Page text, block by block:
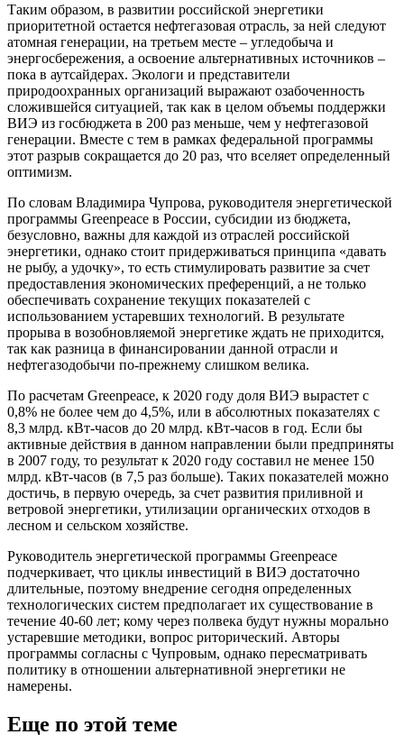
Таким образом, в развитии российской энергетики
приоритетной остается нефтегазовая отрасль, за ней следуют
атомная генерации, на третьем месте – угледобыча и
энергосбережения, а освоение альтернативных источников –
пока в аутсайдерах. Экологи и представители
природоохранных организаций выражают озабоченность
сложившейся ситуацией, так как в целом объемы поддержки
ВИЭ из госбюджета в 200 раз меньше, чем у нефтегазовой
генерации. Вместе с тем в рамках федеральной программы
этот разрыв сокращается до 20 раз, что вселяет определенный
оптимизм.
По словам Владимира Чупрова, руководителя энергетической
программы Greenpeace в России, субсидии из бюджета,
безусловно, важны для каждой из отраслей российской
энергетики, однако стоит придерживаться принципа «давать
не рыбу, а удочку», то есть стимулировать развитие за счет
предоставления экономических преференций, а не только
обеспечивать сохранение текущих показателей с
использованием устаревших технологий. В результате
прорыва в возобновляемой энергетике ждать не приходится,
так как разница в финансировании данной отрасли и
нефтегазодобычи по-прежнему слишком велика.
По расчетам Greenpeace, к 2020 году доля ВИЭ вырастет с
0,8% не более чем до 4,5%, или в абсолютных показателях с
8,3 млрд. кВт-часов до 20 млрд. кВт-часов в год. Если бы
активные действия в данном направлении были предприняты
в 2007 году, то результат к 2020 году составил не менее 150
млрд. кВт-часов (в 7,5 раз больше). Таких показателей можно
достичь, в первую очередь, за счет развития приливной и
ветровой энергетики, утилизации органических отходов в
лесном и сельском хозяйстве.
Руководитель энергетической программы Greenpeace
подчеркивает, что циклы инвестиций в ВИЭ достаточно
длительные, поэтому внедрение сегодня определенных
технологических систем предполагает их существование в
течение 40-60 лет; кому через полвека будут нужны морально
устаревшие методики, вопрос риторический. Авторы
программы согласны с Чупровым, однако пересматривать
политику в отношении альтернативной энергетики не
намерены.
Еще по этой теме